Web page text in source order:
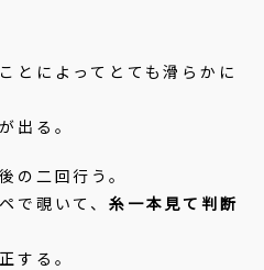
とによってとても滑らかに
出る。
の二回行う。
で覗いて、 糸一本見て判断
する。